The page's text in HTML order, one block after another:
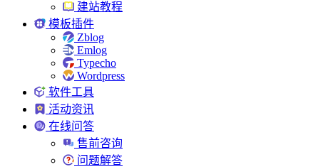
建站教程
模板插件
Zblog
Emlog
Typecho
Wordpress
软件工具
活动资讯
在线问答
售前咨询
问题解答